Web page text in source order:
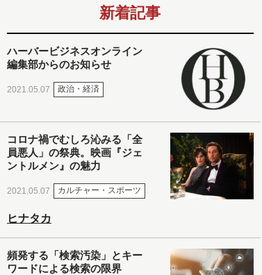
新着記事
ハーバービジネスオンライン
編集部からのお知らせ
2021.05.07 政治・経済
コロナ禍でむしろ沁みる「全
員悪人」の祭典。映画『ジェ
ントルメン』の魅力
2021.05.07 カルチャー・スポーツ
ヒナタカ
頻発する「検索汚染」とキー
ワードによる検索の限界